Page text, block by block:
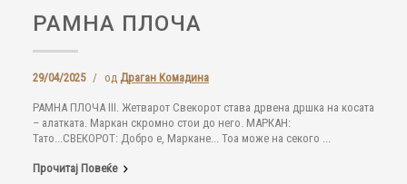
РАМНА ПЛОЧА
29/04/2025 / од Драган Комадина
РАМНА ПЛОЧА III. Жетварот Свекорот става дрвена дршка на косата
– алатката. Маркан скромно стои до него. МАРКАН:
Тато...СВЕКОРOT: Добро е, Маркане... Тоа може на секого ...
Прочитај Повеќе